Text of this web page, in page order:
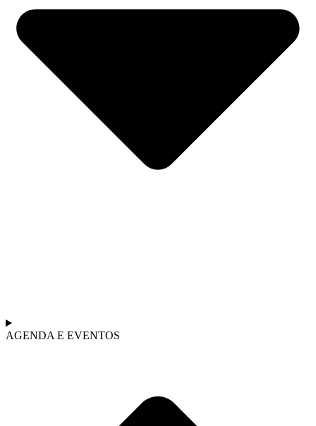
AGENDA E EVENTOS